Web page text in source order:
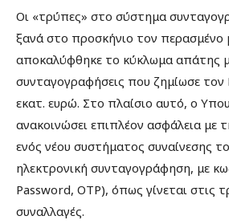
Οι «τρύπες» στο σύστημα
ξανά στο προσκήνιο τον περασμένο
αποκαλύφθηκε το κύκλωμα απάτης
συνταγογραφήσεις που ζημίωσε
εκατ. ευρώ. Στο πλαίσιο αυτό, ο
ανακοινώσει επιπλέον ασφάλεια με
ενός νέου συστήματος συναίνεσης
ηλεκτρονική συνταγογράφηση, με
Password, OTP), όπως γίνεται στις
συναλλαγές.